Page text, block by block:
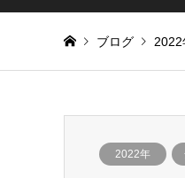
ブログ 2022
2022年